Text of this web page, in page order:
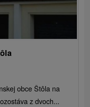
obce Štôla na
z dvoch...